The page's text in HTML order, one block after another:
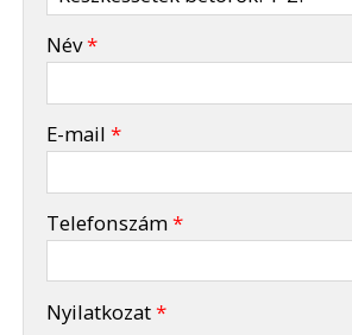
Név*
E-mail*
Telefonszám*
Nyilatkozat*